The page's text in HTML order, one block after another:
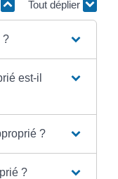
Tout déplier
?
est-il
?
?